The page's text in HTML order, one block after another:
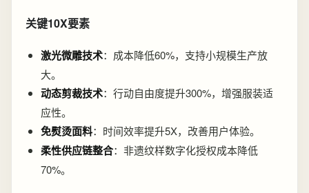
关键10X要素
激光微雕技术：成本降低60%，支持小规模生产放
大。
动态剪裁技术：行动自由度提升300%，增强服装适
应性。
免熨烫面料：时间效率提升5X，改善用户体验。
柔性供应链整合：非遗纹样数字化授权成本降低
70%。